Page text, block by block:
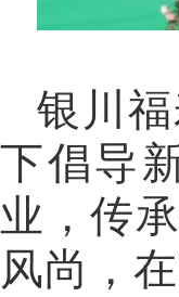
银川
下倡导
业，传
风尚，